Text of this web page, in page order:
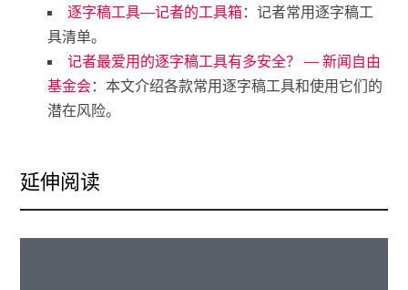
逐字稿工具—记者的工具箱：记者常用逐字稿工
具清单。
记者最爱用的逐字稿工具有多安全？ — 新闻自由
基金会：本文介绍各款常用逐字稿工具和使用它们的
潜在风险。
延伸阅读